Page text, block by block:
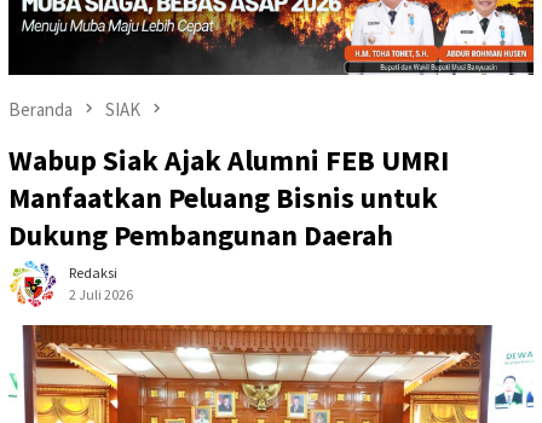
Beranda SIAK
Wabup Siak Ajak Alumni FEB UMRI
Manfaatkan Peluang Bisnis untuk
Dukung Pembangunan Daerah
Redaksi
2 Juli 2026